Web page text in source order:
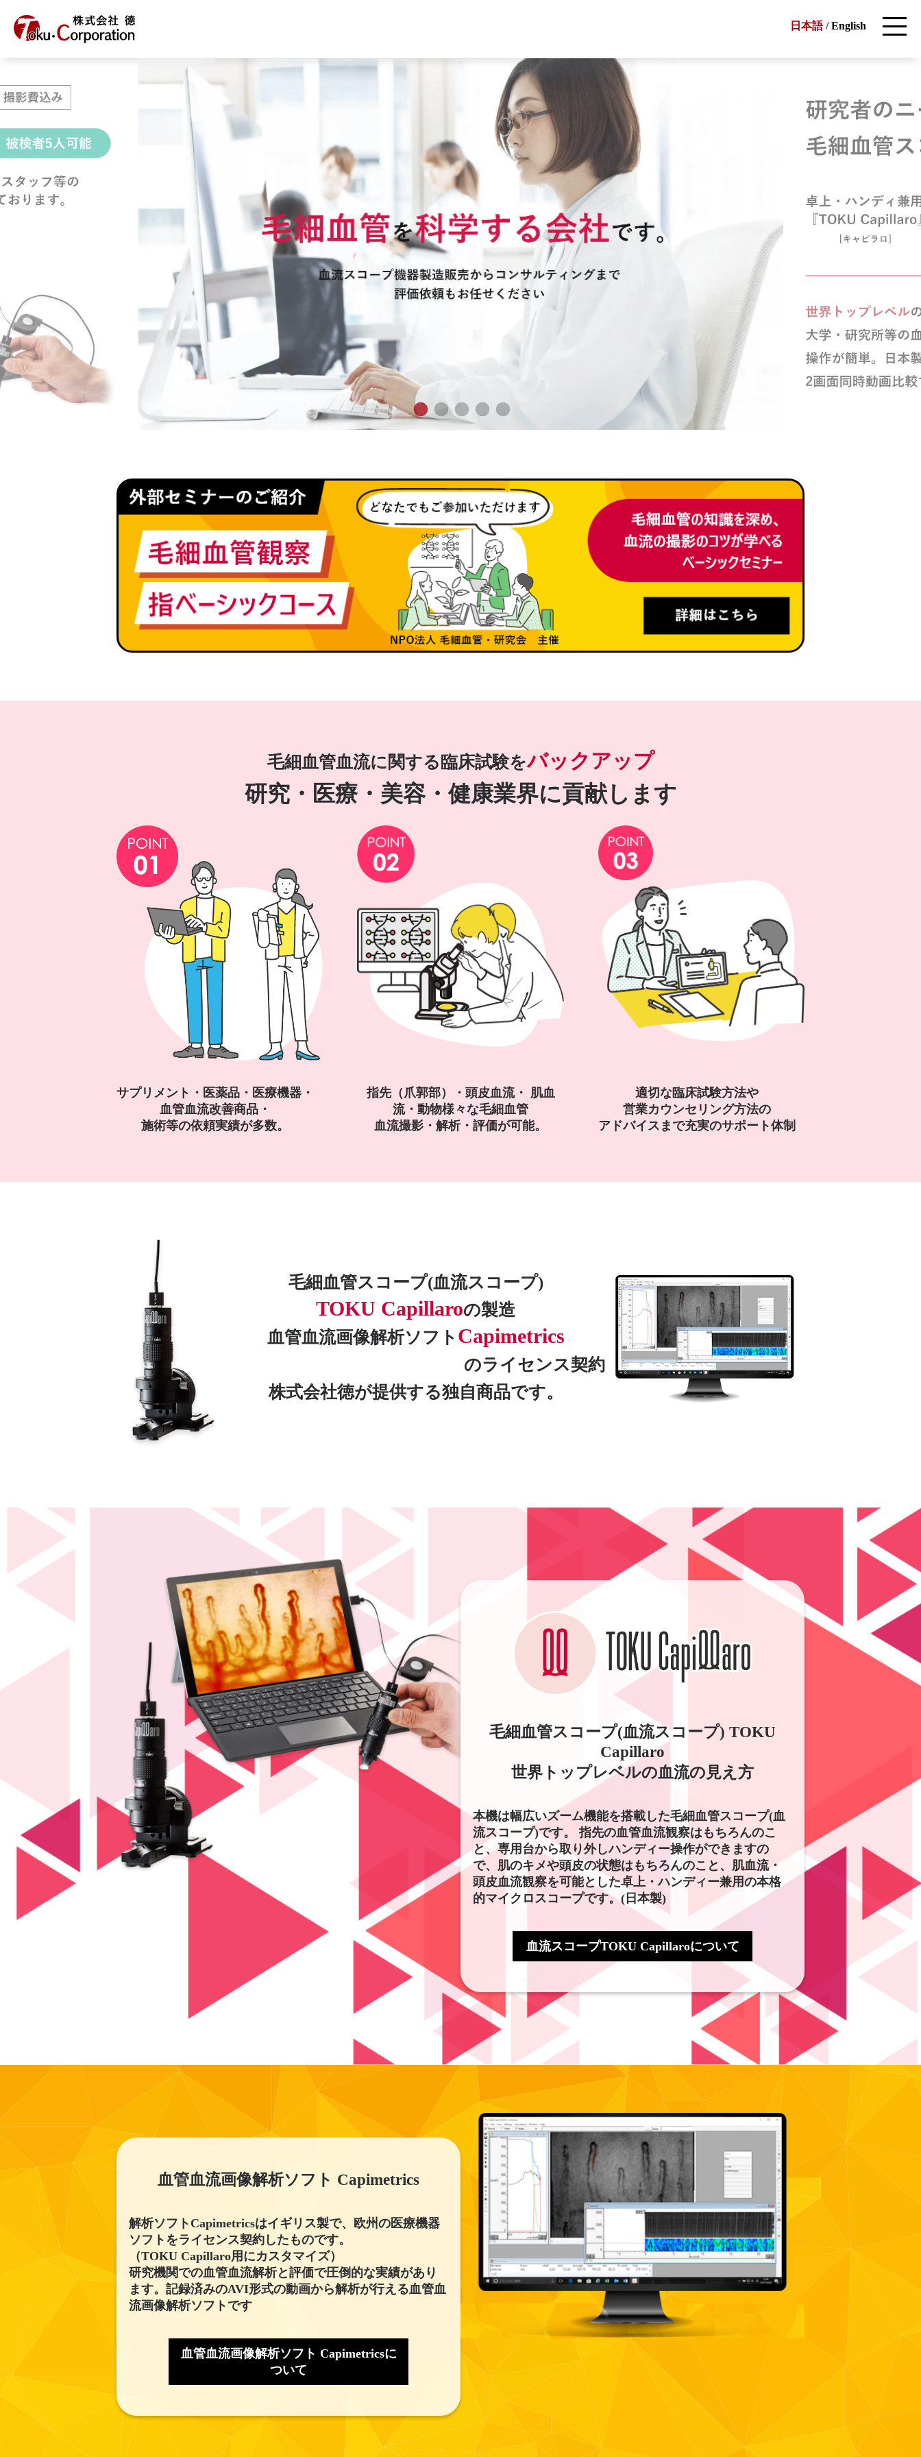
日本語/English
毛細血管血流に関する臨床試験をバックアップ
研究・医療・美容・健康業界に貢献します
サプリメント・医薬品・医療機器・
血管血流改善商品・
施術等の依頼実績が多数。
指先（爪郭部）・頭皮血流・ 肌血
流・動物様々な毛細血管
血流撮影・解析・評価が可能。
適切な臨床試験方法や
営業カウンセリング方法の
アドバイスまで充実のサポート体制
毛細血管スコープ(血流スコープ)
TOKU Capillaroの製造
血管血流画像解析ソフト Capimetrics
のライセンス契約
株式会社徳が提供する独自商品です。
毛細血管スコープ(血流スコープ) TOKU
Capillaro
世界トップレベルの血流の見え方
本機は幅広いズーム機能を搭載した毛細血管スコープ(血
流スコープ)です。 指先の血管血流観察はもちろんのこ
と、専用台から取り外しハンディー操作ができますの
で、肌のキメや頭皮の状態はもちろんのこと、肌血流・
頭皮血流観察を可能とした卓上・ハンディー兼用の本格
的マイクロスコープです。(日本製)
血流スコープTOKU Capillaroについて
血管血流画像解析ソフト Capimetrics
解析ソフトCapimetricsはイギリス製で、欧州の医療機器
ソフトをライセンス契約したものです。
（TOKU Capillaro用にカスタマイズ）
研究機関での血管血流解析と評価で圧倒的な実績があり
ます。記録済みのAVI形式の動画から解析が行える血管血
流画像解析ソフトです
血管血流画像解析ソフト Capimetricsに
ついて